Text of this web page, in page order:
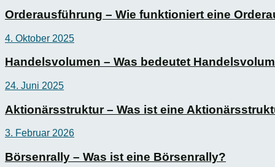
Orderausführung – Wie funktioniert eine
4. Oktober 2025
Handelsvolumen – Was bedeutet
24. Juni 2025
Aktionärsstruktur – Was ist eine
3. Februar 2026
Börsenrally – Was ist eine Börsenrally?